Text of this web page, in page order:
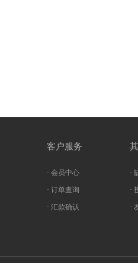
客户服务
· 会员中心
· 订单查询
· 汇款确认
·
·
·